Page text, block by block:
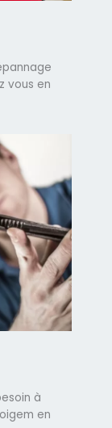
vous en
à
en